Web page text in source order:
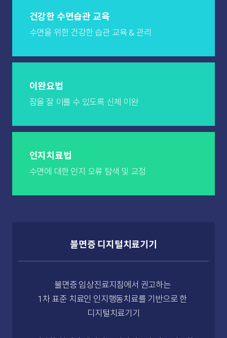
건강한 수면습관 교육
수면을 위한 건강한습관 교육 & 관리
이완요법
잠을 잘 이룰 수 있도록 신체 이완
인지치료법
수면에 대한 인지 오류 탐색 및 교정
불면증 디지털치료기기
불면증 임상진료지침에서 권고하는
1차 표준 치료인 인지행동치료를 기반으로 한
디지털치료기기